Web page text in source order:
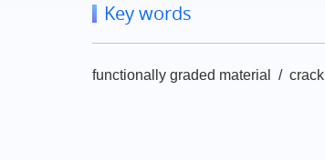
Key words
functionally graded material /